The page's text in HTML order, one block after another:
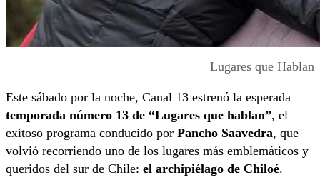
Lugares que Hablan
Este sábado por la noche, Canal 13 estrenó la esperada
temporada número 13 de “Lugares que hablan”, el
exitoso programa conducido por Pancho Saavedra, que
volvió recorriendo uno de los lugares más emblemáticos y
queridos del sur de Chile: el archipiélago de Chiloé.